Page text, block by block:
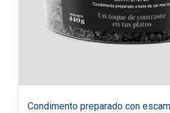
Condimento preparado con